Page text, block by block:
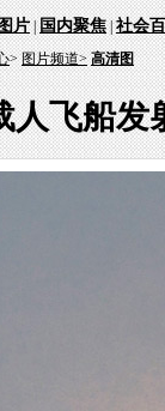
片|国内聚焦|社会
>图片频道> 高清图
人飞船发